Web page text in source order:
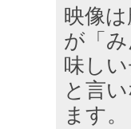
映像
が「
味し
と言
ます。